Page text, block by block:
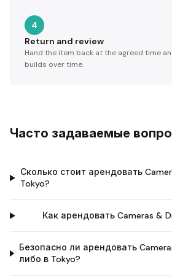
4
Return and review
Hand the item back at the agreed time
builds over time.
Часто задаваемые
Сколько стоит арендовать
Tokyo?
Как арендовать Cameras &
Безопасно ли арендовать
либо в Tokyo?